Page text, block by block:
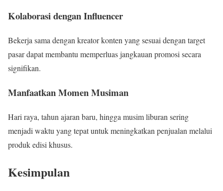
Kolaborasi dengan Influencer
Bekerja sama dengan kreator konten yang sesuai dengan target
pasar dapat membantu memperluas jangkauan promosi secara
signifikan.
Manfaatkan Momen Musiman
Hari raya, tahun ajaran baru, hingga musim liburan sering
menjadi waktu yang tepat untuk meningkatkan penjualan melalui
produk edisi khusus.
Kesimpulan